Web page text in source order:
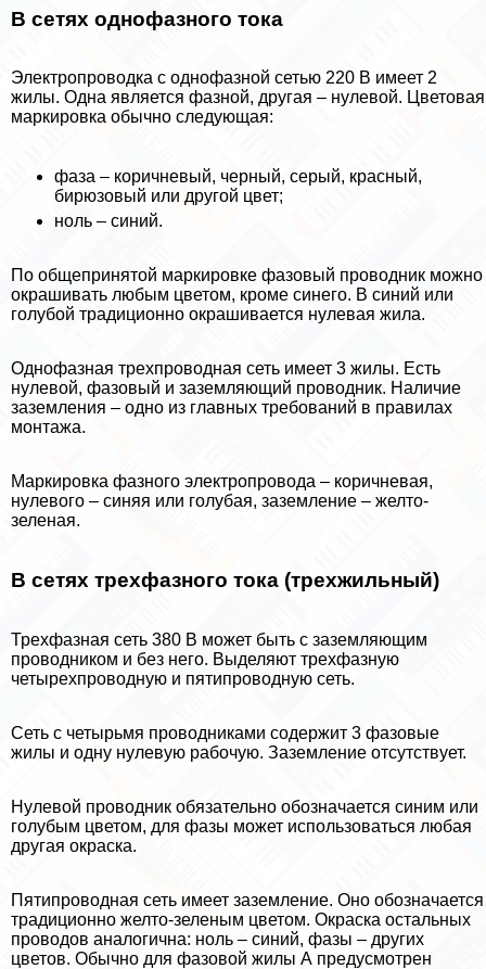
В сетях однофазного тока
Электропроводка с однофазной сетью 220 В имеет 2
жилы. Одна является фазной, другая – нулевой. Цветовая
маркировка обычно следующая:
фаза – коричневый, черный, серый, красный,
бирюзовый или другой цвет;
ноль – синий.
По общепринятой маркировке фазовый проводник можно
окрашивать любым цветом, кроме синего. В синий или
гoлyбой традиционно окрашивается нулевая жила.
Однофазная трехпроводная сеть имеет 3 жилы. Есть
нулевой, фазовый и заземляющий проводник. Наличие
заземления – одно из главных требований в правилах
монтажа.
Маркировка фазного электропровода – коричневая,
нулевого – синяя или гoлyбая, заземление – желто-
зеленая.
В сетях трехфазного тока (трехжильный)
Трехфазная сеть 380 В может быть с заземляющим
проводником и без него. Выделяют трехфазную
четырехпроводную и пятипроводную сеть.
Сеть с четырьмя проводниками содержит 3 фазовые
жилы и одну нулевую рабочую. Заземление отсутствует.
Нулевой проводник обязательно обозначается синим или
гoлyбым цветом, для фазы может использоваться любая
другая окраска.
Пятипроводная сеть имеет заземление. Оно обозначается
традиционно желто-зеленым цветом. Окраска остальных
проводов аналогична: ноль – синий, фазы – других
цветов. Обычно для фазовой жилы А предусмотрен